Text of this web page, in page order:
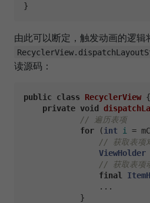
由此可以断定，触发动画的逻辑
读源码：
public class RecyclerView {
private void
// 遍历表项
for (int i =
// 获取表项
ViewHolder
// 获取表项
final
                ...
            }